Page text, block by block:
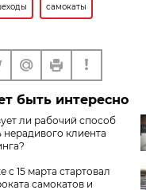
самокаты
быть интересно
ли рабочий способ
нерадивого клиента
с 15 марта стартовал
самокатов и